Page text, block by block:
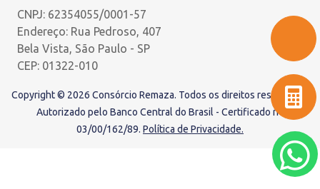
CNPJ: 62354055/0001-57
Endereço: Rua Pedroso, 407
Bela Vista, São Paulo - SP
CEP: 01322-010
Copyright © 2026 Consórcio Remaza. Todos os direitos reservados.
Autorizado pelo Banco Central do Brasil - Certificado nº
03/00/162/89. Política de Privacidade.